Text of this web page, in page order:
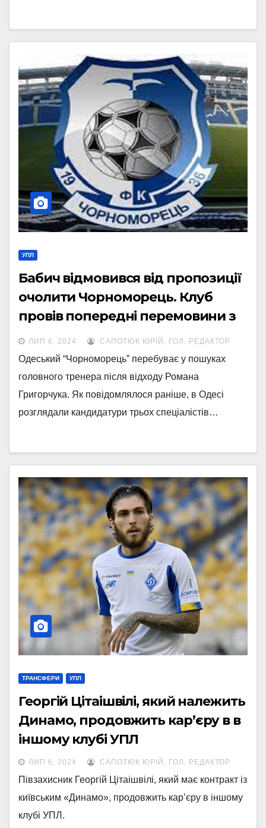
УПЛ
Бабич відмовився від пропозиції
очолити Чорноморець. Клуб
провів попередні перемовини з
іншим кандидатом
ЛИП 6, 2024 САПОТЮК ЮРІЙ, ГОЛ. РЕДАКТОР
Одеський “Чорноморець” перебуває у пошуках
головного тренера після відходу Романа
Григорчука. Як повідомлялося раніше, в Одесі
розглядали кандидатури трьох спеціалістів…
ТРАНСФЕРИ УПЛ
Георгій Цітаішвілі, який належить
Динамо, продовжить кар’єру в в
іншому клубі УПЛ
ЛИП 6, 2024 САПОТЮК ЮРІЙ, ГОЛ. РЕДАКТОР
Півзахисник Георгій Цітаішвілі, який має контракт із
київським «Динамо», продовжить кар’єру в іншому
клубі УПЛ.